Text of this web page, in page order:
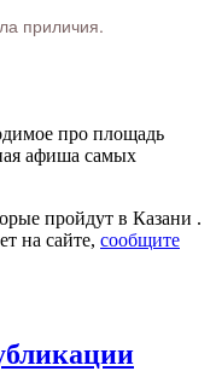
приличия.
про площадь
афиша самых
пройдут в Казани .
на сайте, сообщите